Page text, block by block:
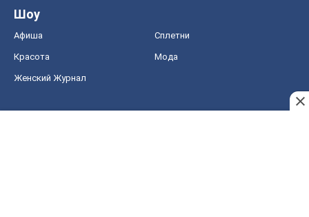
Шоу
Афиша Сплетни
Красота Мода
Женский Журнал